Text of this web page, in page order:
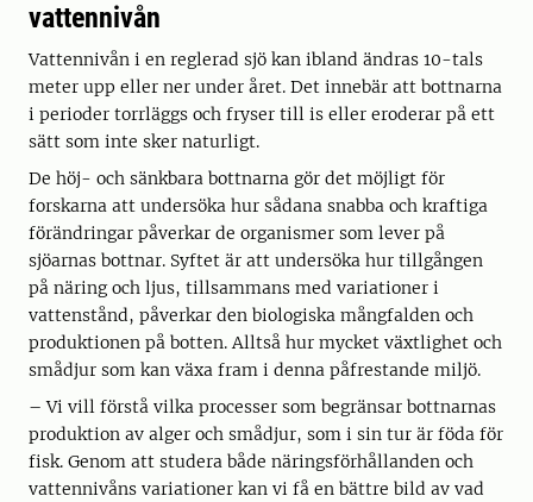
vattennivån
Vattennivån i en reglerad sjö kan ibland ändras 10-tals
meter upp eller ner under året. Det innebär att bottnarna
i perioder torrläggs och fryser till is eller eroderar på ett
sätt som inte sker naturligt.
De höj- och sänkbara bottnarna gör det möjligt för
forskarna att undersöka hur sådana snabba och kraftiga
förändringar påverkar de organismer som lever på
sjöarnas bottnar. Syftet är att undersöka hur tillgången
på näring och ljus, tillsammans med variationer i
vattenstånd, påverkar den biologiska mångfalden och
produktionen på botten. Alltså hur mycket växtlighet och
smådjur som kan växa fram i denna påfrestande miljö.
– Vi vill förstå vilka processer som begränsar bottnarnas
produktion av alger och smådjur, som i sin tur är föda för
fisk. Genom att studera både näringsförhållanden och
vattennivåns variationer kan vi få en bättre bild av vad